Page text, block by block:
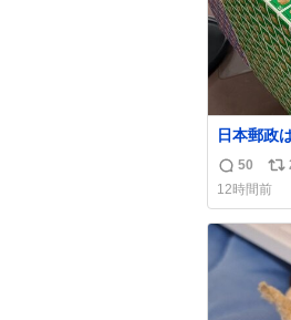
日本郵政
戻せ2026
返
信
数
50
リ
ポ
ス
ト
数
12時間前